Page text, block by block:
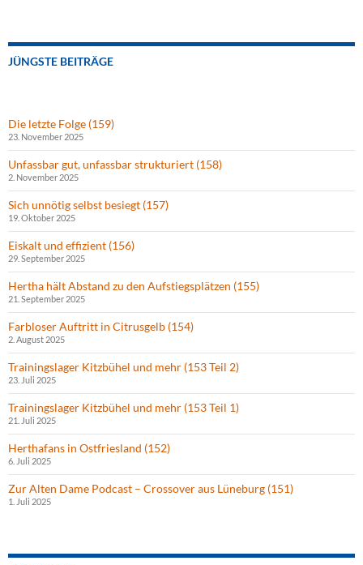
JÜNGSTE BEITRÄGE
Die letzte Folge (159)
23. November 2025
Unfassbar gut, unfassbar strukturiert (158)
2. November 2025
Sich unnötig selbst besiegt (157)
19. Oktober 2025
Eiskalt und effizient (156)
29. September 2025
Hertha hält Abstand zu den Aufstiegsplätzen (155)
21. September 2025
Farbloser Auftritt in Citrusgelb (154)
2. August 2025
Trainingslager Kitzbühel und mehr (153 Teil 2)
23. Juli 2025
Trainingslager Kitzbühel und mehr (153 Teil 1)
21. Juli 2025
Herthafans in Ostfriesland (152)
6. Juli 2025
Zur Alten Dame Podcast – Crossover aus Lüneburg (151)
1. Juli 2025